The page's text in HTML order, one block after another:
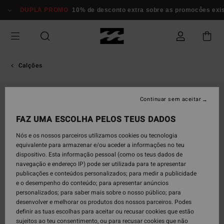
para
informação
DUPLA PROMO 10% de desconto extra sobre as promocôes
Calções
FAZ UMA ESCOLHA PELOS TEUS DADOS
Nós e os nossos parceiros utilizamos cookies ou tecnologia
equivalente para armazenar e/ou aceder a informações no teu
dispositivo. Esta informação pessoal (como os teus dados de
navegação e endereço IP) pode ser utilizada para te apresentar
publicações e conteúdos personalizados; para medir a publicidade
e o desempenho do conteúdo; para apresentar anúncios
personalizados; para saber mais sobre o nosso público; para
desenvolver e melhorar os produtos dos nossos parceiros. Podes
definir as tuas escolhas para aceitar ou recusar cookies que estão
sujeitos ao teu consentimento, ou para recusar cookies que não
Continuar sem aceitar